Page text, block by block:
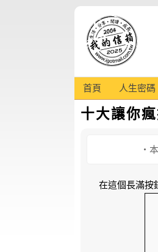
首頁 人生密碼
十大讓你
‧
在這個長滿按